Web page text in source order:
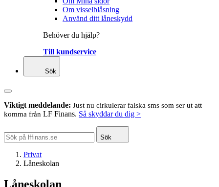
Om visselblåsning
Använd ditt låneskydd
Behöver du hjälp?
Till kundservice
Sök
Viktigt meddelande: Just nu cirkulerar falska sms som ser ut att
komma från LF Finans. Så skyddar du dig >
Sök
Privat
Låneskolan
Låneskolan